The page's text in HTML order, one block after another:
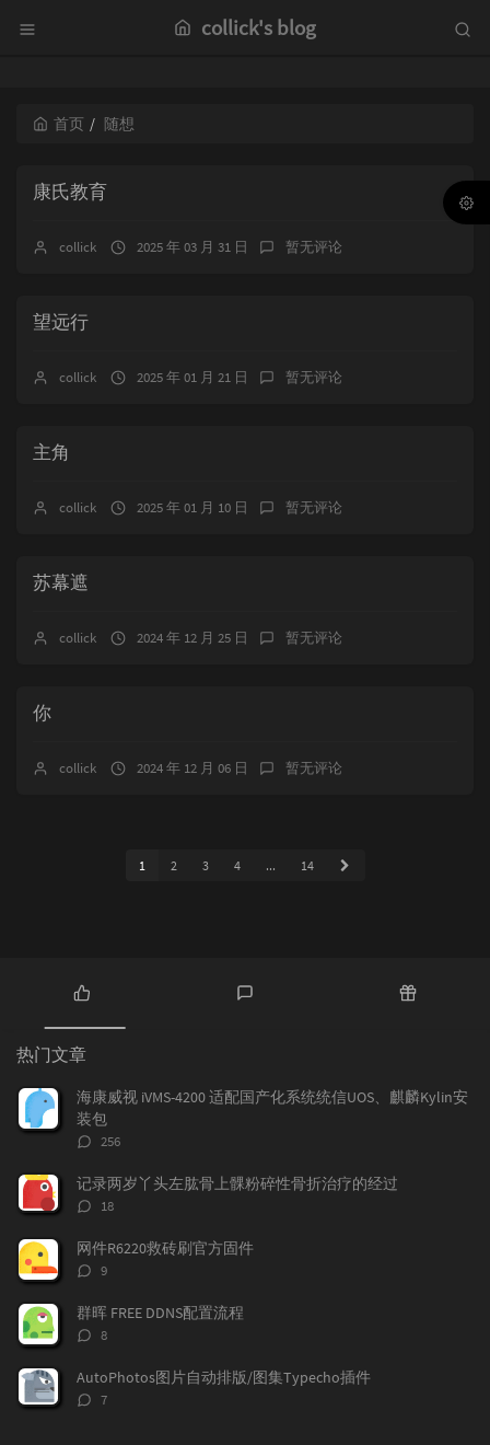
collick's blog
首页 随想
康氏教育
collick 2025 年 03 月 31 日 暂无评论
望远行
collick 2025 年 01 月 21 日 暂无评论
主角
collick 2025 年 01 月 10 日 暂无评论
苏幕遮
collick 2024 年 12 月 25 日 暂无评论
你
collick 2024 年 12 月 06 日 暂无评论
1 2 3 4 ... 14
热
门
文
章
论
章
热门文章
海康威视 iVMS-4200 适配国产化系统统信UOS、麒麟Kylin安
装包
评
数：
256
记录两岁丫头左肱骨上髁粉碎性骨折治疗的经过
评
数：
18
网件R6220救砖刷官方固件
评
数：
9
群晖 FREE DDNS配置流程
评
数：
8
AutoPhotos图片自动排版/图集Typecho插件
评
7